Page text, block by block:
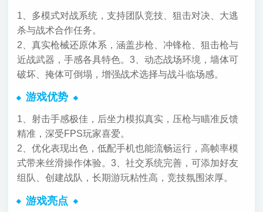
1、多模式对战系统，支持团队竞技、狙击对决、大逃
杀与战术合作任务。
2、真实枪械还原体系，涵盖步枪、冲锋枪、狙击枪与
近战武器，手感各具特色。 3、动态战场环境，墙体可
破坏、掩体可倒塌，增强战术选择与战斗临场感。
游戏优势
1、射击手感极佳，后坐力模拟真实，压枪与瞄准反馈
精准，深受FPS玩家喜爱。
2、优化表现出色，低配手机也能流畅运行，高帧率模
式带来丝滑操作体验。 3、社交系统完善，可添加好友
组队、创建战队，长期游玩粘性高，竞技氛围浓厚。
游戏亮点